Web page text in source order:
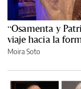
“Osamenta y
viaje hacia la
Moira Soto